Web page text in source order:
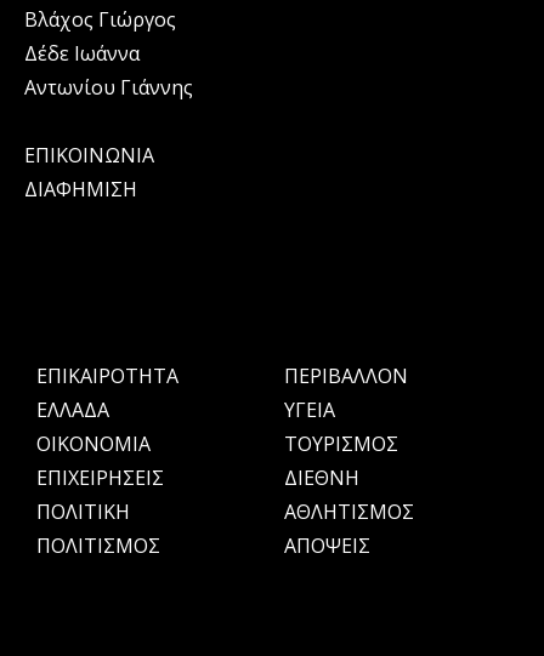
Βλάχος Γιώργος
Δέδε Ιωάννα
Αντωνίου Γιάννης
ΕΠΙΚΟΙΝΩΝΙΑ
ΔΙΑΦΗΜΙΣΗ
ΕΠΙΚΑΙΡΟΤΗΤΑ
ΕΛΛΑΔΑ
OIKONOMIA
ΕΠΙΧΕΙΡΗΣΕΙΣ
ΠΟΛΙΤΙΚΗ
ΠΟΛΙΤΙΣΜΟΣ
ΠΕΡΙΒΑΛΛΟΝ
ΥΓΕΙΑ
ΤΟΥΡΙΣΜΟΣ
ΔΙΕΘΝΗ
ΑΘΛΗΤΙΣΜΟΣ
ΑΠΟΨΕΙΣ